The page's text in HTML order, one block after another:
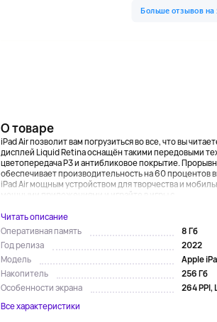
О товаре
iPad Air позволит вам погрузиться во все, что вы
дисплей Liquid Retina оснащён такими передовыми
цветопередача P3 и антибликовое покрытие.
обеспечивает производительность на 60
iPad Air мощным устройством для творчества и
мощными приложениями и играйте в игры с...
Читать описание
Оперативная память
8 Гб
Год релиза
2022
Модель
Apple
Накопитель
256 Гб
Особенности экрана
264 PPI,
Все характеристики